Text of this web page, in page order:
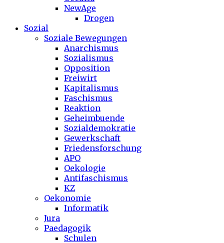
NewAge
Drogen
Sozial
Soziale Bewegungen
Anarchismus
Sozialismus
Opposition
Freiwirt
Kapitalismus
Faschismus
Reaktion
Geheimbuende
Sozialdemokratie
Gewerkschaft
Friedensforschung
APO
Oekologie
Antifaschismus
KZ
Oekonomie
Informatik
Jura
Paedagogik
Schulen